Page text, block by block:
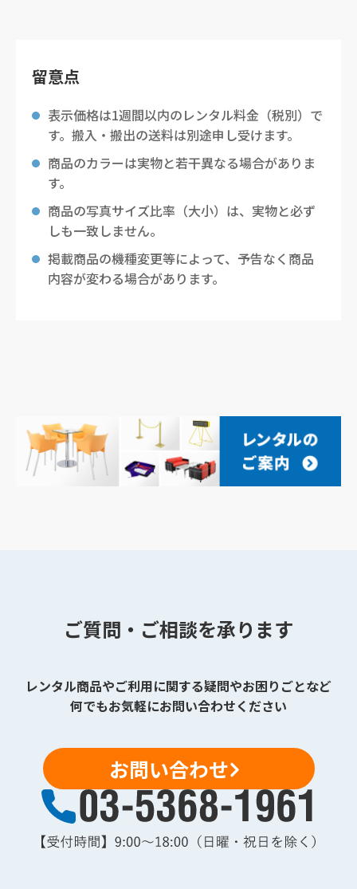
留意点
表示価格は1週間以内のレンタル料金（税別）で
す。搬入・搬出の送料は別途申し受けます。
商品のカラーは実物と若干異なる場合がありま
す。
商品の写真サイズ比率（大小）は、実物と必ず
しも一致しません。
掲載商品の機種変更等によって、予告なく商品
内容が変わる場合があります。
ご質問・ご相談を承ります
レンタル商品やご利用に関する疑問やお困りごとなど
何でもお気軽にお問い合わせください
お問い合わせ